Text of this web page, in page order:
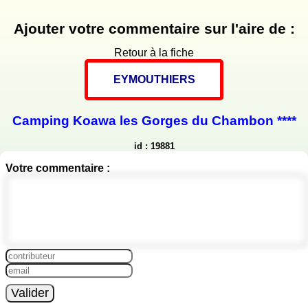
Ajouter votre commentaire sur l'aire de :
Retour à la fiche
EYMOUTHIERS
Camping Koawa les Gorges du Chambon ****
id : 19881
Votre commentaire :
Valider